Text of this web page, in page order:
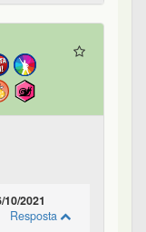
10/2021
Resposta